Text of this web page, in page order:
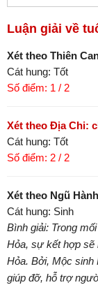
Luận giải về
Xét theo Thiên
Cát hung: Tốt
Số điểm: 1 / 2
Xét theo Địa Chi:
Cát hung: Tốt
Số điểm: 2 / 2
Xét theo Ngũ
Cát hung: Sinh
Bình giải: Trong
Hỏa, sự kết hợp sẽ
Hỏa. Bởi, Mộc sinh
giúp đỡ, hỗ trợ